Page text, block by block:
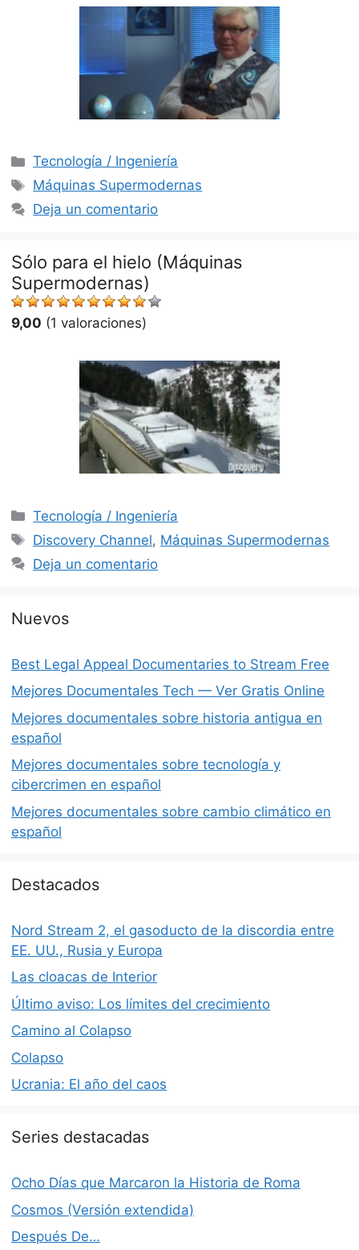
Categorías
Tecnología / Ingeniería
Etiquetas
Máquinas Supermodernas
Deja un comentario
Sólo para el hielo (Máquinas
Supermodernas)
9,00 (1 valoraciones)
Categorías
Tecnología / Ingeniería
Etiquetas
Discovery Channel, Máquinas Supermodernas
Deja un comentario
Nuevos
Best Legal Appeal Documentaries to Stream Free
Mejores Documentales Tech — Ver Gratis Online
Mejores documentales sobre historia antigua en
español
Mejores documentales sobre tecnología y
cibercrimen en español
Mejores documentales sobre cambio climático en
español
Destacados
Nord Stream 2, el gasoducto de la discordia entre
EE. UU., Rusia y Europa
Las cloacas de Interior
Último aviso: Los límites del crecimiento
Camino al Colapso
Colapso
Ucrania: El año del caos
Series destacadas
Ocho Días que Marcaron la Historia de Roma
Cosmos (Versión extendida)
Después De…